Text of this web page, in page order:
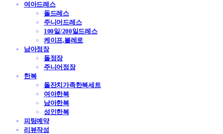
여아드레스
돌드레스
주니어드레스
100일/200일드레스
케이프,볼레로
남아정장
돌정장
주니어정장
한복
돌잔치가족한복세트
여아한복
남아한복
성인한복
피팅예약
리뷰작성